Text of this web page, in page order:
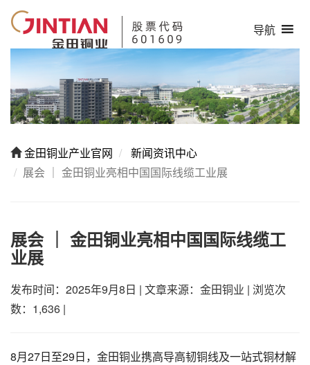
导航
金田铜业产业官网
新闻资讯中心
展会 ｜ 金田铜业亮相中国国际线缆工业展
展会 ｜ 金田铜业亮相中国国际线缆工
业展
发布时间：2025年9月8日 | 文章来源：金田铜业 | 浏览次
数：1,636 |
8月27日至29日，金田铜业携高导高韧铜线及一站式铜材解